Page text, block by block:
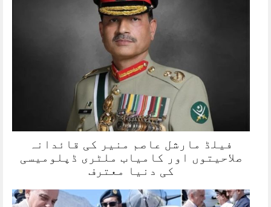
فیلڈ مارشل عاصم منیر کی قائدانہ
صلاحیتوں اور کامیاب ملٹری ڈپلومیسی
کی دنیا معترف